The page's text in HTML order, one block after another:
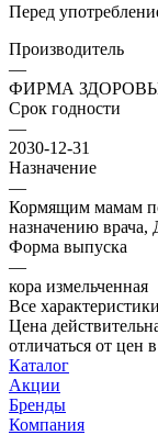
Перед
Производитель
—
ФИРМА
Срок годности
—
2030-12-31
Назначение
—
Кормящим мамам
назначению врача,
Форма выпуска
—
кора измельченная
Все характеристики
Цена
отличаться от цен
Каталог
Акции
Бренды
Компания